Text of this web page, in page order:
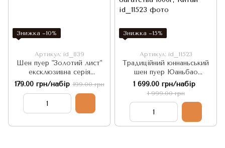
Знижка −10%
Артикул: id_839
Шен пуер "Золотий лист"
ексклюзивна серія
подарункового чаю 5шт по
10г, Китай
179.00 грн/набір 199.00 грн
Знижка −15%
Артикул: id_11523
Традиційний юннаньський
шен пуер Юаньбао
(Золотий Злиток) -
символізує побажання
успіху та багатства 1000г,
1 699.00 грн/набір
1 999.00 грн